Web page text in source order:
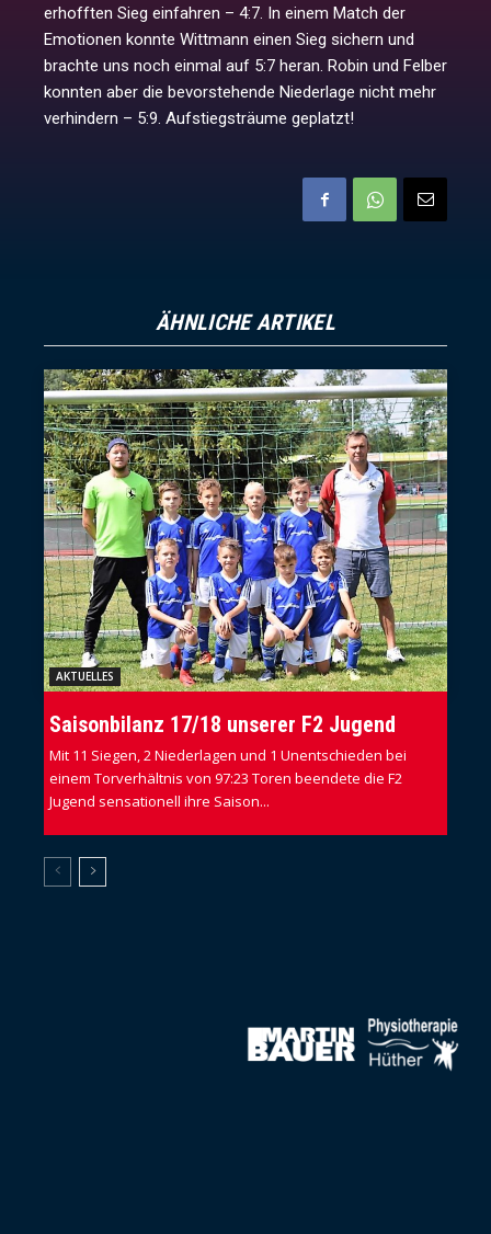
erhofften Sieg einfahren – 4:7. In einem Match der
Emotionen konnte Wittmann einen Sieg sichern und
brachte uns noch einmal auf 5:7 heran. Robin und Felber
konnten aber die bevorstehende Niederlage nicht mehr
verhindern – 5:9. Aufstiegsträume geplatzt!
ÄHNLICHE ARTIKEL
AKTUELLES
Saisonbilanz 17/18 unserer F2 Jugend
Mit 11 Siegen, 2 Niederlagen und 1 Unentschieden bei
einem Torverhältnis von 97:23 Toren beendete die F2
Jugend sensationell ihre Saison...